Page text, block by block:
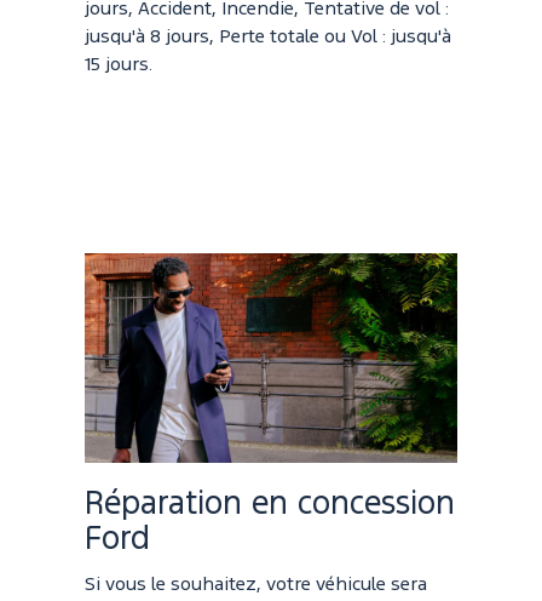
jours, Accident, Incendie, Tentative de vol :
jusqu'à 8 jours, Perte totale ou Vol : jusqu'à
15 jours.
Réparation en concession
Ford
Si vous le souhaitez, votre véhicule sera